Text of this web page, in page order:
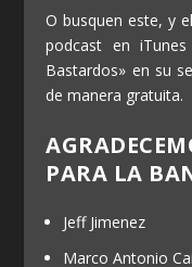
O busquen este, y
podcast en
Bastardos» en su
de manera gratuita.
PARA LA
Jeff Jimenez
Marco Antonio